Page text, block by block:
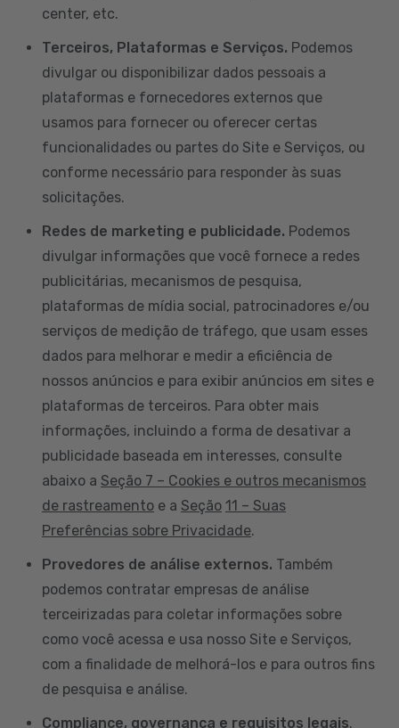
center, etc.
Terceiros, Plataformas e Serviços. Podemos
divulgar ou disponibilizar dados pessoais a
plataformas e fornecedores externos que
usamos para fornecer ou oferecer certas
funcionalidades ou partes do Site e Serviços, ou
conforme necessário para responder às suas
solicitações.
Redes de marketing e publicidade. Podemos
divulgar informações que você fornece a redes
publicitárias, mecanismos de pesquisa,
plataformas de mídia social, patrocinadores e/ou
serviços de medição de tráfego, que usam esses
dados para melhorar e medir a eficiência de
nossos anúncios e para exibir anúncios em sites e
plataformas de terceiros. Para obter mais
informações, incluindo a forma de desativar a
publicidade baseada em interesses, consulte
abaixo a Seção 7 – Cookies e outros mecanismos
de rastreamento e a Seção 11 – Suas
Preferências sobre Privacidade.
Provedores de análise externos. Também
podemos contratar empresas de análise
terceirizadas para coletar informações sobre
como você acessa e usa nosso Site e Serviços,
com a finalidade de melhorá-los e para outros fins
de pesquisa e análise.
Compliance, governança e requisitos legais.